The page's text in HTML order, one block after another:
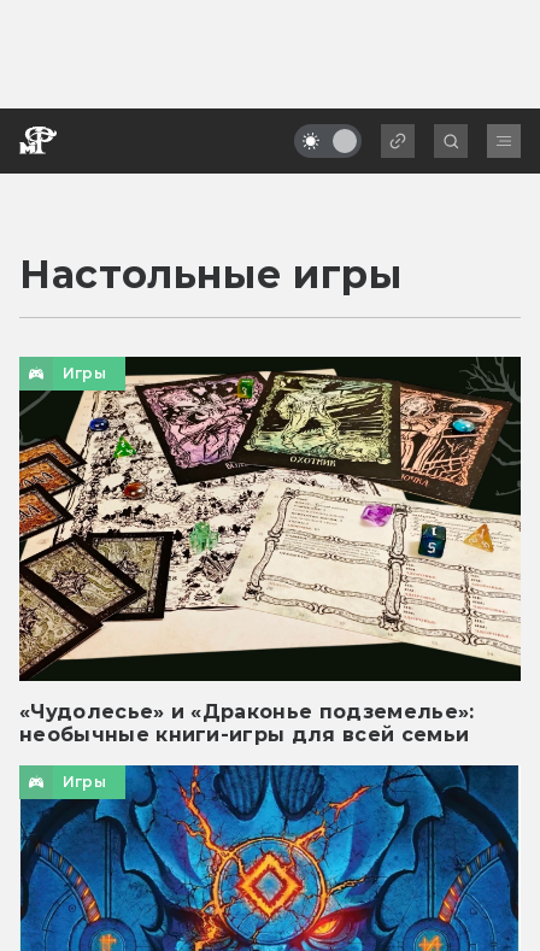
Настольные игры
Игры
«Чудолесье» и «Драконье подземелье»:
необычные книги-игры для всей семьи
Игры